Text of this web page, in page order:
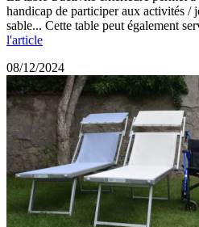
handicap de participer aux activités /
sable... Cette table peut également
l'article
08/12/2024